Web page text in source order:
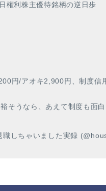
権利株主優待銘柄の逆日歩
円/アオキ2,900円、制度信
そうなら、あえて制度も面
しちゃいました実録